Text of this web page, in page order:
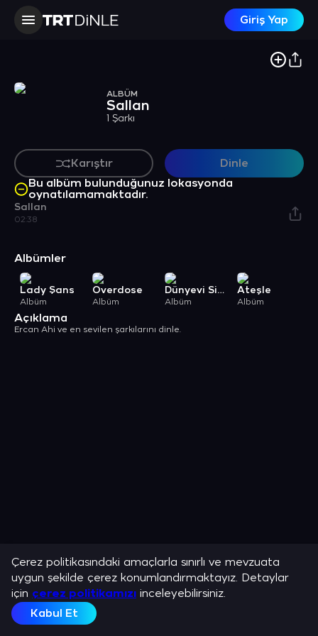
Giriş Yap
ALBÜM
Sallan
1 Şarkı
Karıştır
Dinle
Bu albüm bulunduğunuz lokasyonda
oynatılamamaktadır.
Sallan
02:38
Albümler
Lady Şans
Albüm
Overdose
Albüm
Dünyevi Sistem
Albüm
Ateşle
Albüm
Açıklama
Ercan Ahi ve en sevilen şarkılarını dinle.
Çerez politikasındaki amaçlarla sınırlı ve mevzuata
uygun şekilde çerez konumlandırmaktayız. Detaylar
için çerez politikamızı inceleyebilirsiniz.
Kabul Et